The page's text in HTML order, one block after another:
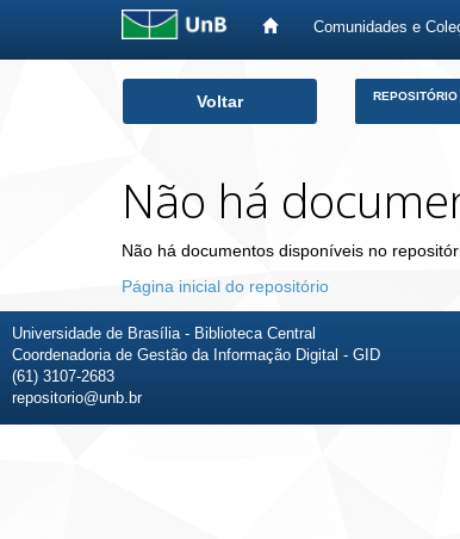
Comunidades e
Voltar
Não há
Não há documentos disponíveis no
Página inicial do repositório
Universidade de Brasília - Biblioteca Central
Coordenadoria de Gestão da Informação Digital - GID
(61) 3107-2683
repositorio@unb.br